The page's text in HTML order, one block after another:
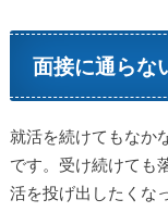
面接に通らな
就活を続けてもなか
です。受け続けても
活を投げ出したくな